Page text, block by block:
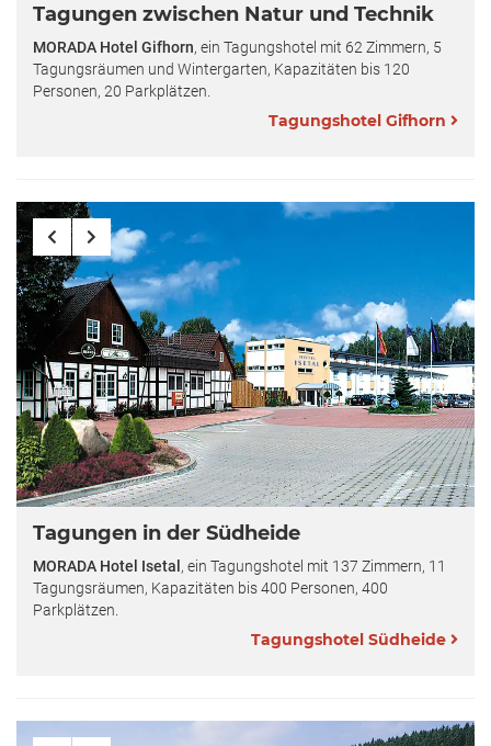
Tagungen zwischen Natur und Technik
MORADA Hotel Gifhorn, ein Tagungshotel mit 62 Zimmern, 5
Tagungsräumen und Wintergarten, Kapazitäten bis 120
Personen, 20 Parkplätzen.
Tagungshotel Gifhorn
Tagungen in der Südheide
MORADA Hotel Isetal , ein Tagungshotel mit 137 Zimmern, 11
Tagungsräumen, Kapazitäten bis 400 Personen, 400
Parkplätzen.
Tagungshotel Südheide